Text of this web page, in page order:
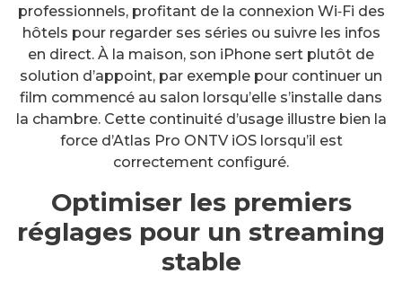
professionnels, profitant de la connexion Wi‑Fi des
hôtels pour regarder ses séries ou suivre les infos
en direct. À la maison, son iPhone sert plutôt de
solution d’appoint, par exemple pour continuer un
film commencé au salon lorsqu’elle s’installe dans
la chambre. Cette continuité d’usage illustre bien la
force d’Atlas Pro ONTV iOS lorsqu’il est
correctement configuré.
Optimiser les premiers
réglages pour un streaming
stable